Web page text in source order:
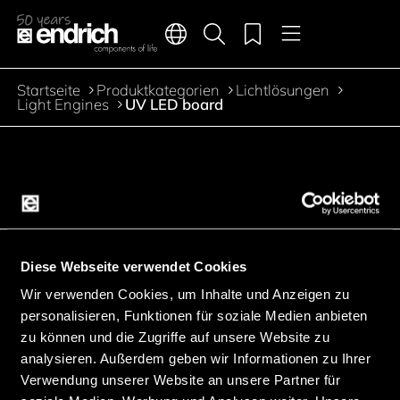
Diese Webseite verwendet Cookies
Wir verwenden Cookies, um Inhalte und Anzeigen zu
personalisieren, Funktionen für soziale Medien anbieten
zu können und die Zugriffe auf unsere Website zu
analysieren. Außerdem geben wir Informationen zu Ihrer
Verwendung unserer Website an unsere Partner für
Zum Inhalt springen
Hauptnavigation
Sprachen Menü
Produktsuche
Merkliste
Pfadnavigation
Startseite Produktkategorien Lichtlösungen
Light Engines UV LED board
Facebook Instagram
Youtube
Kununu
Xing
Downloads